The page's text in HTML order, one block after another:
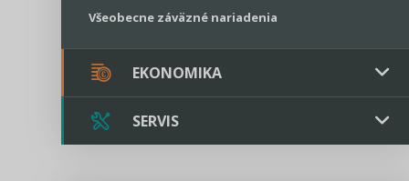
Všeobecne záväzné nariadenia
EKONOMIKA
Verejné obstarávanie
SERVIS